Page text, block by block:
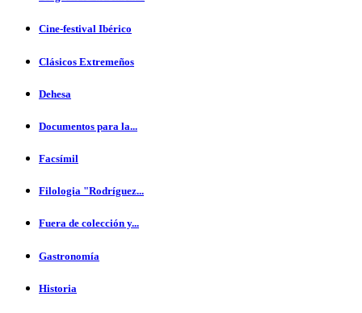
Cine-festival Ibérico
Clásicos Extremeños
Dehesa
Documentos para la...
Facsímil
Filologia "Rodríguez...
Fuera de colección y...
Gastronomía
Historia